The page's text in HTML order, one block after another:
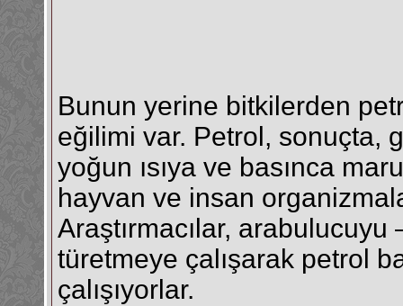
Bunun yerine bitkilerden
eğilimi var. Petrol, sonuçta,
yoğun ısıya ve basınca
hayvan ve insan
Araştırmacılar,
türetmeye çalışarak petrol
çalışıyorlar.